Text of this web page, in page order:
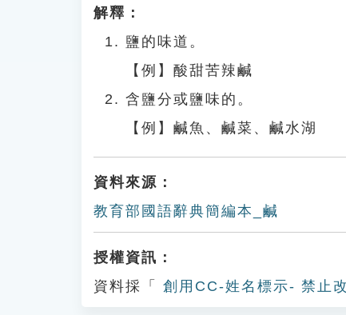
解釋：
鹽的味道。
【例】酸甜苦辣鹹
含鹽分或鹽味的。
【例】鹹魚、鹹菜、鹹水湖
資料來源：
教育部國語辭典簡編本_鹹
授權資訊：
資料採「
創用CC-姓名標示- 禁止